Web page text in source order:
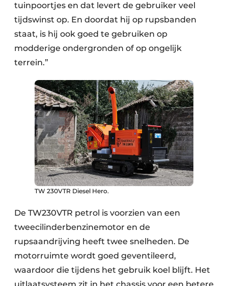
tuinpoortjes en dat levert de gebruiker veel
tijdswinst op. En doordat hij op rupsbanden
staat, is hij ook goed te gebruiken op
modderige ondergronden of op ongelijk
terrein.”
TW 230VTR Diesel Hero.
De TW230VTR petrol is voorzien van een
tweecilinderbenzinemotor en de
rupsaandrijving heeft twee snelheden. De
motorruimte wordt goed geventileerd,
waardoor die tijdens het gebruik koel blijft. Het